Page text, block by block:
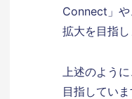
Connect」や
拡大を目指し
上述のよう
目指してい